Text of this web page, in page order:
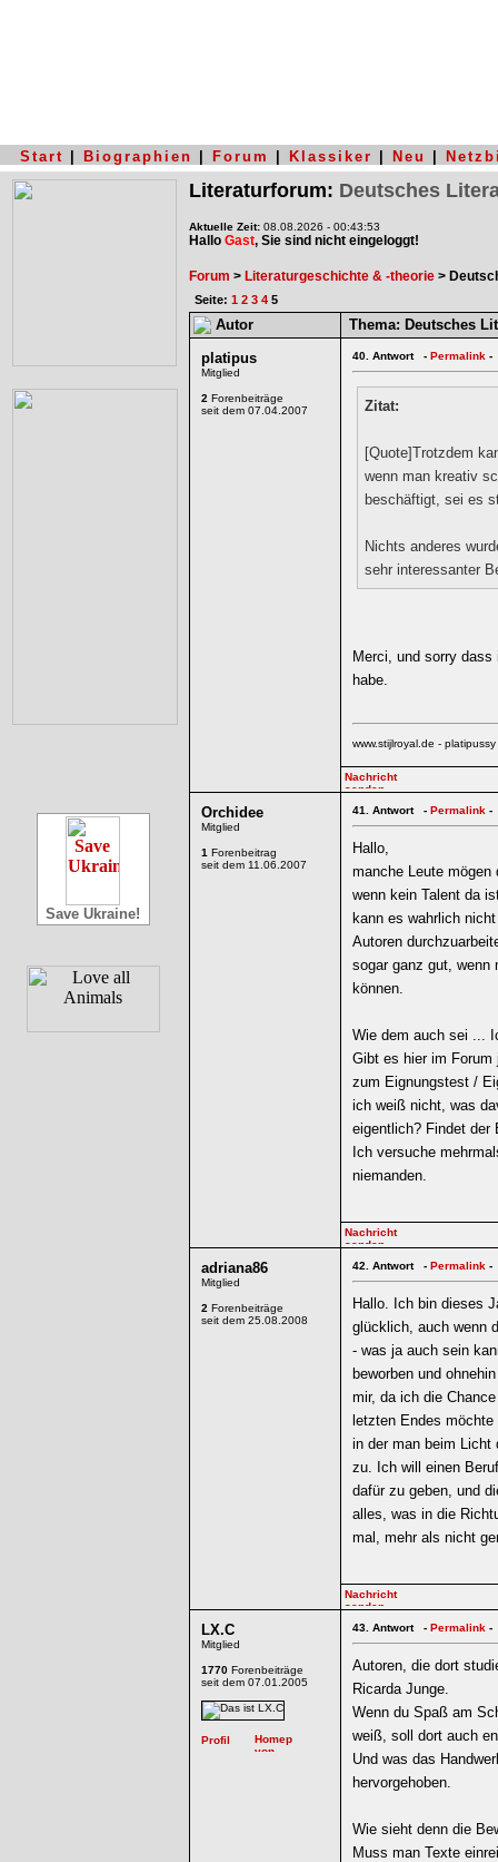
Start Biographien Forum Klassiker Neu
Save Ukraine!
Literaturforum: Deutsches
Aktuelle Zeit: 08.08.2026 - 00:43:53
Hallo Gast, Sie sind nicht eingeloggt!
Forum > Literaturgeschichte & -theorie >
Seite: 1 2 3 4 5
Autor Thema: Deutsches
platipus
Mitglied
2 Forenbeiträge
seit dem 07.04.2007
40. Antwort - Permalink -
Zitat:
[Quote]Trotzdem
wenn man kreativ
beschäftigt, sei es
Nichts anderes
sehr interessanter
Merci, und sorry
habe.
www.stijlroyal.de - platipussy
Orchidee
Mitglied
1 Forenbeitrag
seit dem 11.06.2007
41. Antwort - Permalink -
Hallo,
manche Leute mögen
wenn kein Talent da
kann es wahrlich
Autoren
sogar ganz gut, wenn
können.
Wie dem auch sei ...
Gibt es hier im Forum
zum Eignungstest /
ich weiß nicht, was
eigentlich? Findet
Ich versuche
niemanden.
adriana86
Mitglied
2 Forenbeiträge
seit dem 25.08.2008
42. Antwort - Permalink -
Hallo. Ich bin dieses
glücklich, auch wenn
- was ja auch sein
beworben und
mir, da ich die
letzten Endes
in der man beim Licht
zu. Ich will einen
dafür zu geben, und
alles, was in die
mal, mehr als nicht
LX.C
Mitglied
1770 Forenbeiträge
seit dem 07.01.2005
43. Antwort - Permalink -
Autoren, die dort
Ricarda Junge.
Wenn du Spaß am
weiß, soll dort auch
Und was das
hervorgehoben.
Wie sieht denn die
Muss man Texte